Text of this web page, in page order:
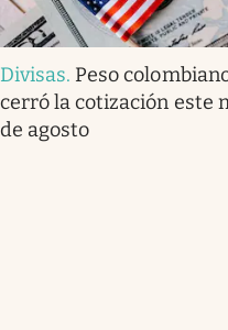
Divisas. Peso
cerró la cotización este
de agosto